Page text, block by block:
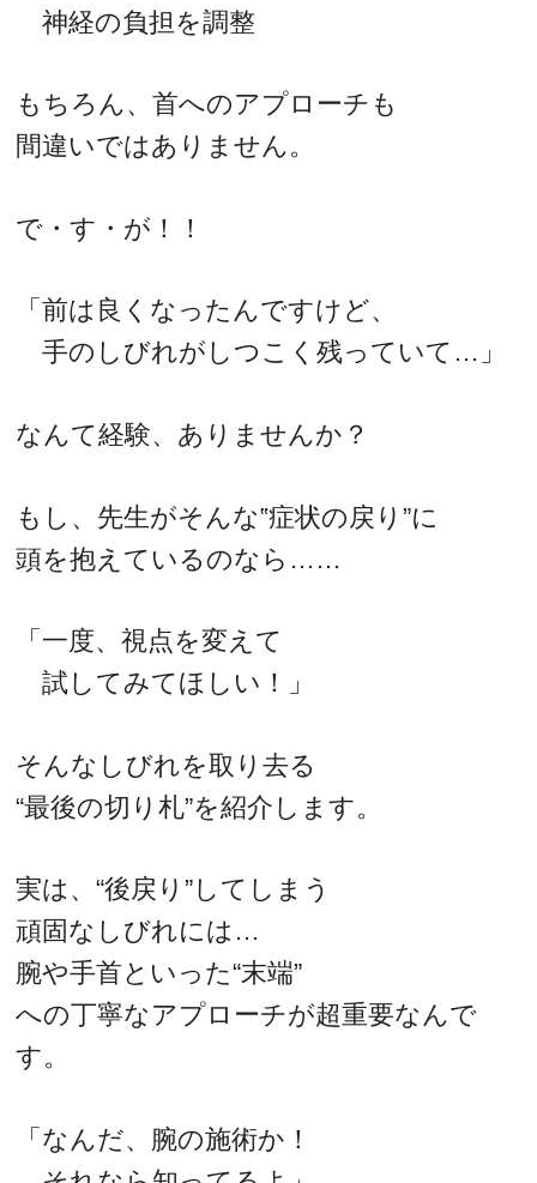
神経の負担を調整
もちろん、首へのアプローチも
間違いではありません。
で・す・が！！
「前は良くなったんですけど、
手のしびれがしつこく残っていて…」
なんて経験、ありませんか？
もし、先生がそんな‟症状の戻り”に
頭を抱えているのなら……
「一度、視点を変えて
試してみてほしい！」
そんなしびれを取り去る
“最後の切り札”を紹介します。
実は、“後戻り”してしまう
頑固なしびれには…
腕や手首といった“末端”
への丁寧なアプローチが超重要なんで
す。
「なんだ、腕の施術か！